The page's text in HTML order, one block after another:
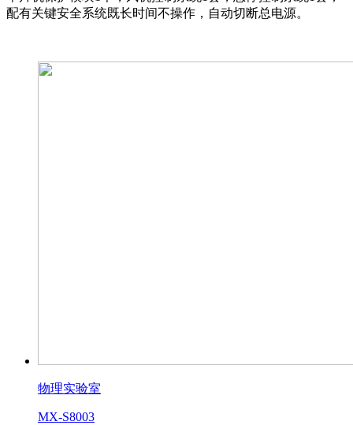
配有关键安全系统既长时间不操作，自动切断总电源。
物理实验室
MX-S8003